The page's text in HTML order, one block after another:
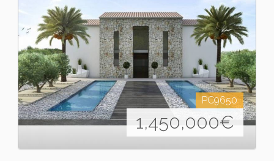
PC9650
1,450,000€